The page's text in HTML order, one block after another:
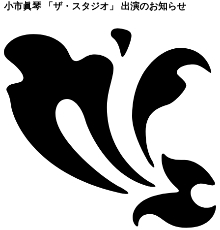
小市眞琴 「ザ・スタジオ」 出演のお知らせ